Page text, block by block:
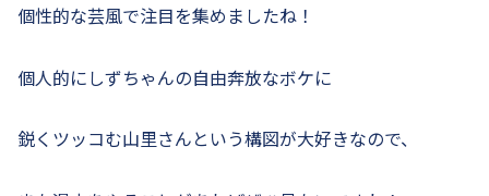
個性的な芸風で注目を集めましたね！
個人的にしずちゃんの自由奔放なボケに
鋭くツッコむ山里さんという構図が大好きなので、